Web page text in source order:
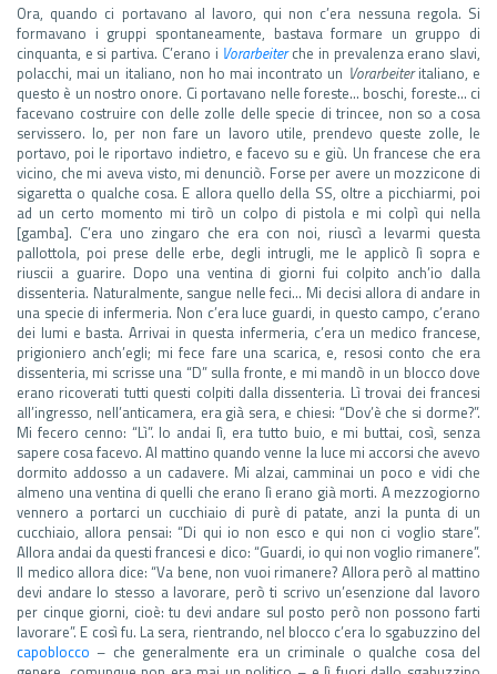
Ora, quando ci portavano al lavoro, qui non c’era nessuna regola. Si
formavano i gruppi spontaneamente, bastava formare un gruppo di
cinquanta, e si partiva. C’erano i Vorarbeiter che in prevalenza erano slavi,
polacchi, mai un italiano, non ho mai incontrato un Vorarbeiteritaliano, e
questo è un nostro onore. Ci portavano nelle foreste… boschi, foreste… ci
facevano costruire con delle zolle delle specie di trincee, non so a cosa
servissero. Io, per non fare un lavoro utile, prendevo queste zolle, le
portavo, poi le riportavo indietro, e facevo su e giù. Un francese che era
vicino, che mi aveva visto, mi denunciò. Forse per avere un mozzicone di
sigaretta o qualche cosa. E allora quello della SS, oltre a picchiarmi, poi
ad un certo momento mi tirò un colpo di pistola e mi colpì qui nella
[gamba]. C’era uno zingaro che era con noi, riuscì a levarmi questa
pallottola, poi prese delle erbe, degli intrugli, me le applicò lì sopra e
riuscii a guarire. Dopo una ventina di giorni fui colpito anch’io dalla
dissenteria. Naturalmente, sangue nelle feci… Mi decisi allora di andare in
una specie di infermeria. Non c’era luce guardi, in questo campo, c’erano
dei lumi e basta. Arrivai in questa infermeria, c’era un medico francese,
prigioniero anch’egli; mi fece fare una scarica, e, resosi conto che era
dissenteria, mi scrisse una “D” sulla fronte, e mi mandò in un blocco dove
erano ricoverati tutti questi colpiti dalla dissenteria. Lì trovai dei francesi
all’ingresso, nell’anticamera, era già sera, e chiesi: “Dov’è che si dorme?”.
Mi fecero cenno: “Lì”. Io andai lì, era tutto buio, e mi buttai, così, senza
sapere cosa facevo. Al mattino quando venne la luce mi accorsi che avevo
dormito addosso a un cadavere. Mi alzai, camminai un poco e vidi che
almeno una ventina di quelli che erano lì erano già morti. A mezzogiorno
vennero a portarci un cucchiaio di purè di patate, anzi la punta di un
cucchiaio, allora pensai: “Di qui io non esco e qui non ci voglio stare”.
Allora andai da questi francesi e dico: “Guardi, io qui non voglio rimanere”.
Il medico allora dice: “Va bene, non vuoi rimanere? Allora però al mattino
devi andare lo stesso a lavorare, però ti scrivo un’esenzione dal lavoro
per cinque giorni, cioè: tu devi andare sul posto però non possono farti
lavorare”. E così fu. La sera, rientrando, nel blocco c’era lo sgabuzzino del
capoblocco – che generalmente era un criminale o qualche cosa del